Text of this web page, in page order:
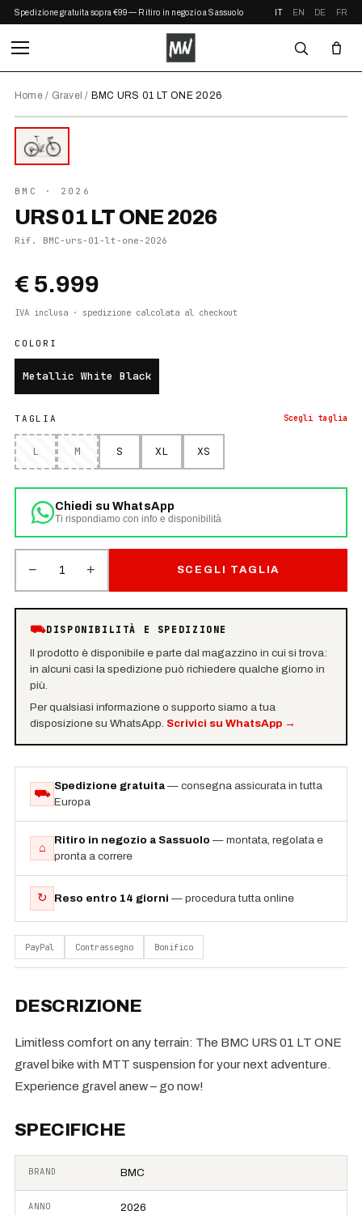
Spedizione gratuita sopra €99 — Ritiro in negozio a Sassuolo IT EN DE FR
Home/ Gravel / BMC URS 01 LT ONE 2026
2026
BMC · 2026
URS 01 LT ONE 2026
Rif. BMC-urs-01-lt-one-2026
€ 5.999
IVA inclusa · spedizione calcolata al checkout
COLORI
Metallic White Black
TAGLIA Scegli taglia
L M S XL XS
Chiedi su WhatsApp
Ti rispondiamo con info e disponibilità
− 1 + SCEGLI TAGLIA
⛟DISPONIBILITÀ E SPEDIZIONE
Il prodotto è disponibile e parte dal magazzino in cui si trova:
in alcuni casi la spedizione può richiedere qualche giorno in
più.
Per qualsiasi informazione o supporto siamo a tua
disposizione su WhatsApp. Scrivici su WhatsApp→
⛟
Spedizione gratuita — consegna assicurata in tutta
Europa
⌂
Ritiro in negozio a Sassuolo — montata, regolata e
pronta a correre
↻ Reso entro 14 giorni — procedura tutta online
PayPal Contrassegno Bonifico
DESCRIZIONE
Limitless comfort on any terrain: The BMC URS 01 LT ONE
gravel bike with MTT suspension for your next adventure.
Experience gravel anew – go now!
SPECIFICHE
BRAND BMC
ANNO 2026